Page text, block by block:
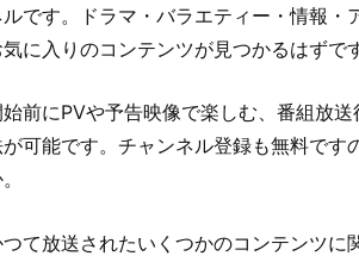
ルです。ドラマ・バラエティー・情報
に入りのコンテンツが見つかるはずで
前にPVや予告映像で楽しむ、番組放
可能です。チャンネル登録も無料で
つて放送されたいくつかのコンテンツ